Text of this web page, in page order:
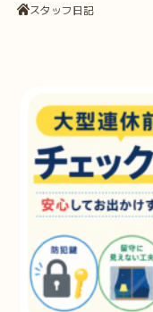
スタッフ日記